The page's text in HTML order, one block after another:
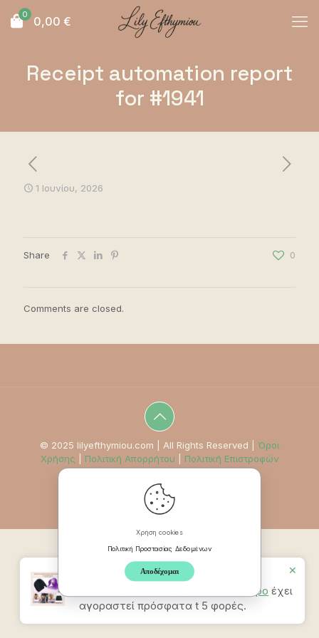
0 0,00 €
Receipt automation report
for #1941
1 Ιουνίου, 2026
Share 0
Comments are closed.
© 2025 lilyefthymiou.com | All Rights Reserved | Όροι
Χρήσης
Πολιτική Απορρήτου Πολιτική Επιστροφών
Χρήση cookies
Πολιτική Προστασίας Δεδομένων
Αποδέχομαι
Καπέλο Ανακούφισης
Πονοκεφάλου & Ημικρανίας – Μαύρο έχει
αγοραστεί πρόσφατα t 5 φορές.
✕